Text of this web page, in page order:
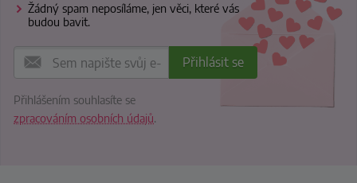
Žádný spam neposíláme, jen věci, které vás
budou bavit.
Přihlášením souhlasíte se
zpracováním osobních údajů.